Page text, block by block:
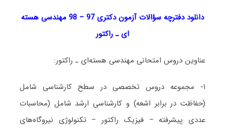
دانلود دفترچه سؤالات آزمون دکتری 97 – 98 مهندسی هسته­‌
ای ـ راکتور
عناوین دروس امتحانی مهندسی هسته­‌ای ـ راکتور:
۱- مجموعه دروس تخصصی در سطح کارشناسی شامل
(حفاظت در برابر اشعه) و کارشناسی ارشد شامل (محاسبات
عددی پیشرفته – فیزیک راکتور – تکنولوژی نیروگاه‌های